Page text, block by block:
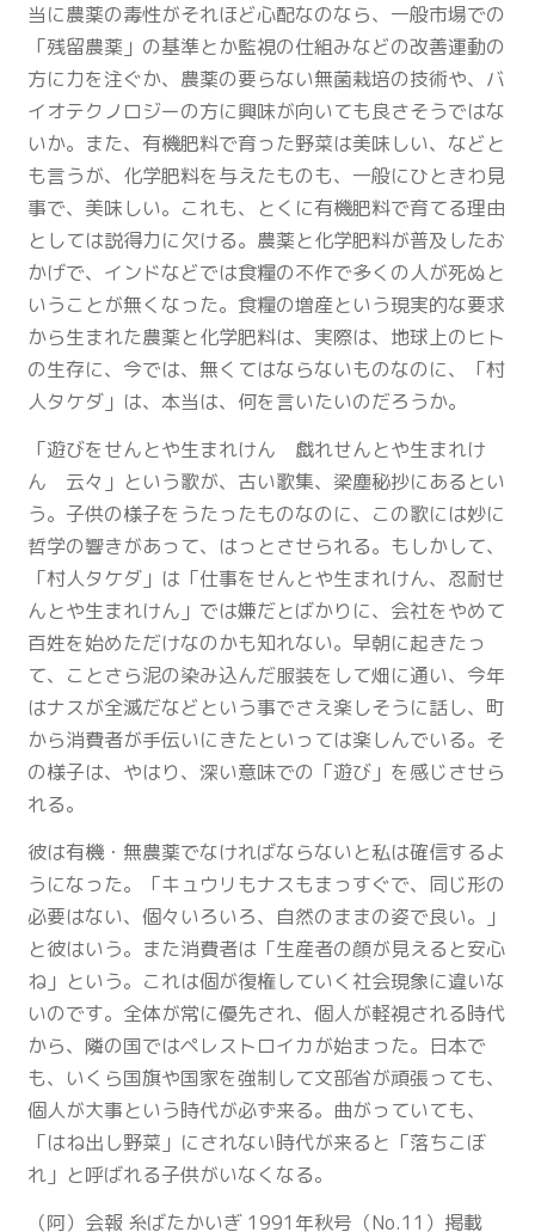
当に農薬の毒性がそれほど心配なのなら、一般市場での
「残留農薬」の基準とか監視の仕組みなどの改善運動の
方に力を注ぐか、農薬の要らない無菌栽培の技術や、バ
イオテクノロジーの方に興味が向いても良さそうではな
いか。また、有機肥料で育った野菜は美味しい、などと
も言うが、化学肥料を与えたものも、一般にひときわ見
事で、美味しい。これも、とくに有機肥料で育てる理由
としては説得力に欠ける。農薬と化学肥料が普及したお
かげで、インドなどでは食糧の不作で多くの人が死ぬと
いうことが無くなった。食糧の増産という現実的な要求
から生まれた農薬と化学肥料は、実際は、地球上のヒト
の生存に、今では、無くてはならないものなのに、「村
人タケダ」は、本当は、何を言いたいのだろうか。
「遊びをせんとや生まれけん 戯れせんとや生まれけ
ん 云々」という歌が、古い歌集、梁塵秘抄にあるとい
う。子供の様子をうたったものなのに、この歌には妙に
哲学の響きがあって、はっとさせられる。もしかして、
「村人タケダ」は「仕事をせんとや生まれけん、忍耐せ
んとや生まれけん」では嫌だとばかりに、会社をやめて
百姓を始めただけなのかも知れない。早朝に起きたっ
て、ことさら泥の染み込んだ服装をして畑に通い、今年
はナスが全滅だなどという事でさえ楽しそうに話し、町
から消費者が手伝いにきたといっては楽しんでいる。そ
の様子は、やはり、深い意味での「遊び」を感じさせら
れる。
彼は有機・無農薬でなければならないと私は確信するよ
うになった。「キュウリもナスもまっすぐで、同じ形の
必要はない、個々いろいろ、自然のままの姿で良い。」
と彼はいう。また消費者は「生産者の顔が見えると安心
ね」という。これは個が復権していく社会現象に違いな
いのです。全体が常に優先され、個人が軽視される時代
から、隣の国ではペレストロイカが始まった。日本で
も、いくら国旗や国家を強制して文部省が頑張っても、
個人が大事という時代が必ず来る。曲がっていても、
「はね出し野菜」にされない時代が来ると「落ちこぼ
れ」と呼ばれる子供がいなくなる。
（阿）会報 糸ばたかいぎ 1991年秋号（No.11）掲載